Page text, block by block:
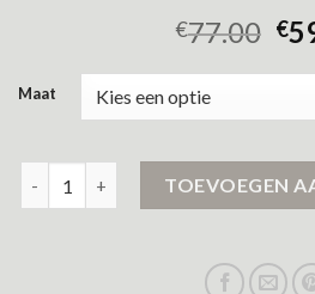
€77.00 €
Maat
TOEVOEGEN